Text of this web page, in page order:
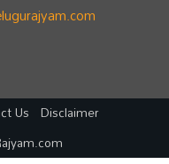
Us Disclaimer